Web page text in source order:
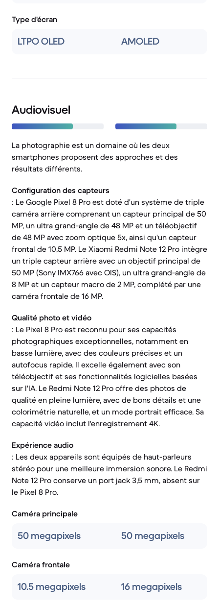
Type d'écran
LTPO OLED AMOLED
Audiovisuel
La photographie est un domaine où les deux
smartphones proposent des approches et des
résultats différents.
Configuration des capteurs
: Le Google Pixel 8 Pro est doté d'un système de triple
caméra arrière comprenant un capteur principal de 50
MP, un ultra grand-angle de 48 MP et un téléobjectif
de 48 MP avec zoom optique 5x, ainsi qu'un capteur
frontal de 10,5 MP. Le Xiaomi Redmi Note 12 Pro intègre
un triple capteur arrière avec un objectif principal de
50 MP (Sony IMX766 avec OIS), un ultra grand-angle de
8 MP et un capteur macro de 2 MP, complété par une
caméra frontale de 16 MP.
Qualité photo et vidéo
: Le Pixel 8 Pro est reconnu pour ses capacités
photographiques exceptionnelles, notamment en
basse lumière, avec des couleurs précises et un
autofocus rapide. Il excelle également avec son
téléobjectif et ses fonctionnalités logicielles basées
sur l'IA. Le Redmi Note 12 Pro offre des photos de
qualité en pleine lumière, avec de bons détails et une
colorimétrie naturelle, et un mode portrait efficace. Sa
capacité vidéo inclut l'enregistrement 4K.
Expérience audio
: Les deux appareils sont équipés de haut-parleurs
stéréo pour une meilleure immersion sonore. Le Redmi
Note 12 Pro conserve un port jack 3,5 mm, absent sur
le Pixel 8 Pro.
Caméra principale
50 megapixels 50 megapixels
Caméra frontale
10.5 megapixels 16 megapixels